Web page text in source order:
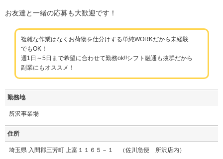
お友達と一緒の応募も大歓迎です！
複雑な作業はなくお荷物を仕分けする単純WORKだから未経験
でもOK！
週1日～5日まで希望に合わせて勤務ok!!シフト融通も抜群だから
副業にもオススメ！
勤務地
所沢事業場
住所
埼玉県 入間郡三芳町 上富１１６５－１ （佐川急便 所沢店内）